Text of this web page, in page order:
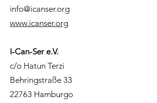
info@icanser.org
www.icanser.org
I-Can-Ser e.V.
c/o Hatun Terzi
Behringstraße 33
22763 Hamburgo